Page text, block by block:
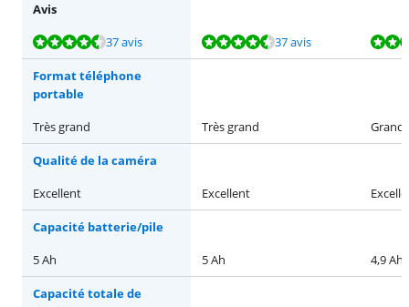
Avis
La note est de 9,4 sur 10, basée sur 37 avis.
37 avis
La note est de 9,4 sur 10, basée sur 37 avis. 37 avis
La note est de 9,8 sur 10, basée sur 26 avis.
La note est de 9,4 sur 10, basée sur 37 avis.
Format téléphone
portable
Très grand
Très grand Grand
Qualité de la caméra
Excellent
Excellent
Capacité batterie/pile
5 Ah
5 Ah 4,9 Ah
Capacité totale de